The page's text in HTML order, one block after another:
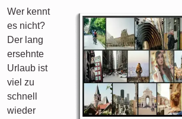
Wer kennt
es nicht?
Der lang
ersehnte
Urlaub ist
viel zu
schnell
wieder